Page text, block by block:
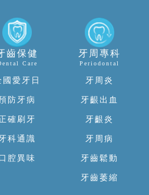
齒保健
Care
國愛牙日
防牙病
確刷牙
科通識
口腔異味
牙周專科
Periodontal
牙周炎
牙齦出血
牙齦炎
牙周病
牙齒鬆動
牙齒萎縮